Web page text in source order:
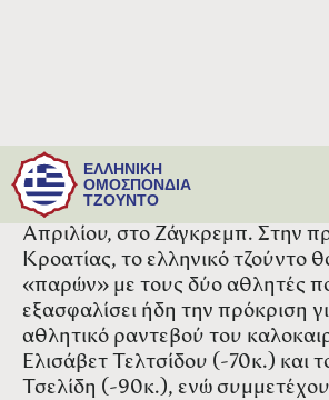
ΕΛΛΗΝΙΚΗ
ΟΜΟΣΠΟΝΔΙΑ
ΤΖΟΥΝΤΟ
Το τελευταίο Ευρωπαϊκό
τους Ολυμπιακούς Αγώνες του
διεξάγεται από αύριο (Πέμπτη)
Απριλίου, στο Ζάγκρεμπ. Στην
Κροατίας, το ελληνικό τζούντο
«παρών» με τους δύο αθλητές
εξασφαλίσει ήδη την πρόκριση
αθλητικό ραντεβού του
Ελισάβετ Τελτσίδου (-70κ.) και
Τσελίδη (-90κ.), ενώ